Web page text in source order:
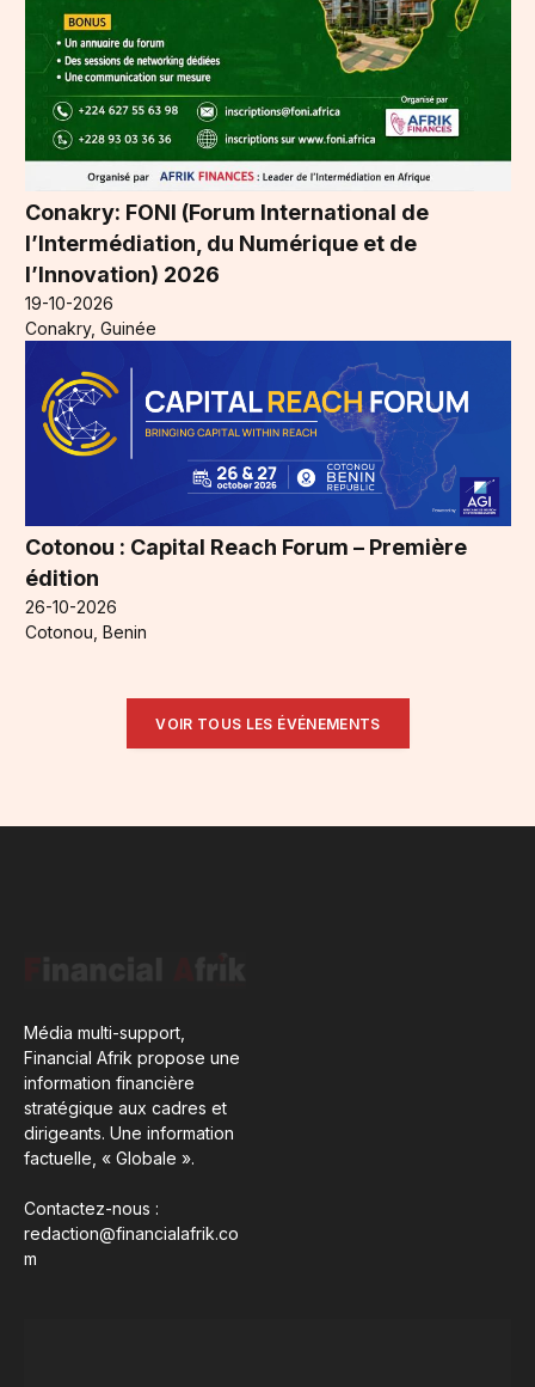
Conakry: FONI (Forum International de
l’Intermédiation, du Numérique et de
l’Innovation) 2026
19-10-2026
Conakry, Guinée
Cotonou : Capital Reach Forum – Première
édition
26-10-2026
Cotonou, Benin
VOIR TOUS LES ÉVÉNEMENTS
Média multi-support,
Financial Afrik propose une
information financière
stratégique aux cadres et
dirigeants. Une information
factuelle, « Globale ».
Contactez-nous :
redaction@financialafrik.co
m